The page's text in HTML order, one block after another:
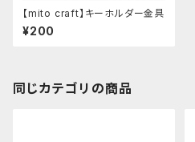
【mito craft】キーホルダー金具
¥200
同じカテゴリの商品